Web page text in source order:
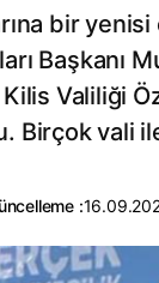
bir
Başkanı
Valiliği
Birçok vali
: